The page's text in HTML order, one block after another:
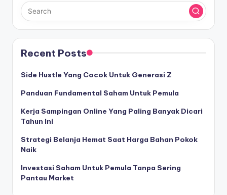
Recent Posts
Side Hustle Yang Cocok Untuk Generasi Z
Panduan Fundamental Saham Untuk Pemula
Kerja Sampingan Online Yang Paling Banyak Dicari
Tahun Ini
Strategi Belanja Hemat Saat Harga Bahan Pokok
Naik
Investasi Saham Untuk Pemula Tanpa Sering
Pantau Market